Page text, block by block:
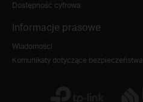
Dostępność cyfrowa
Informacje prasowe
Wiadomości
Komunikaty dotyczące bezpieczeństwa